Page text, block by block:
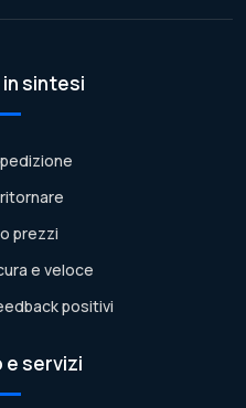
in sintesi
prezzi
e veloce
positivi
servizi